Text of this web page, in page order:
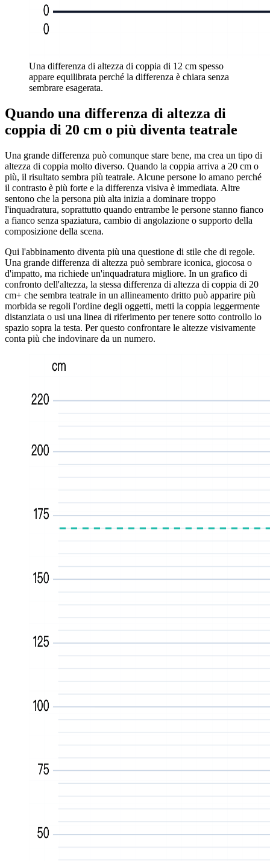
Una differenza di altezza di coppia di 12 cm spesso
appare equilibrata perché la differenza è chiara senza
sembrare esagerata.
Quando una differenza di altezza di
coppia di 20 cm o più diventa teatrale
Una grande differenza può comunque stare bene, ma crea un tipo di
altezza di coppia molto diverso. Quando la coppia arriva a 20 cm o
più, il risultato sembra più teatrale. Alcune persone lo amano perché
il contrasto è più forte e la differenza visiva è immediata. Altre
sentono che la persona più alta inizia a dominare troppo
l'inquadratura, soprattutto quando entrambe le persone stanno fianco
a fianco senza spaziatura, cambio di angolazione o supporto della
composizione della scena.
Qui l'abbinamento diventa più una questione di stile che di regole.
Una grande differenza di altezza può sembrare iconica, giocosa o
d'impatto, ma richiede un'inquadratura migliore. In un grafico di
confronto dell'altezza, la stessa differenza di altezza di coppia di 20
cm+ che sembra teatrale in un allineamento dritto può apparire più
morbida se regoli l'ordine degli oggetti, metti la coppia leggermente
distanziata o usi una linea di riferimento per tenere sotto controllo lo
spazio sopra la testa. Per questo confrontare le altezze visivamente
conta più che indovinare da un numero.